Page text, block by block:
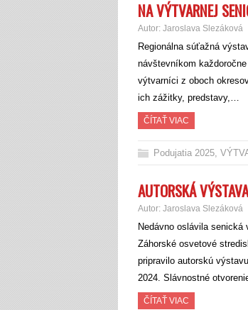
NA VÝTVARNEJ
Autor: Jaroslava Slezáková
Regionálna súťažná
návštevníkom
výtvarníci z oboch
ich zážitky, predstavy,…
ČÍTAŤ VIAC
Podujatia 2025,
AUTORSKÁ
Autor: Jaroslava Slezáková
Nedávno oslávila
Záhorské osvetové
pripravilo autorskú
2024. Slávnostné
ČÍTAŤ VIAC